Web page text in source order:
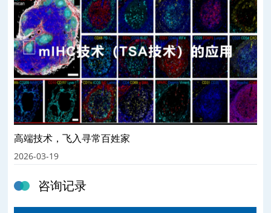
高端技术，飞入寻常百姓家
2026-03-19
咨询记录